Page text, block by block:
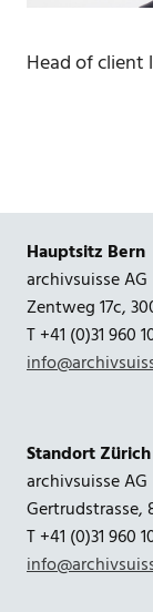
Head of client
Hauptsitz Bern
archivsuisse AG
Zentweg 17c,
T +41 (0)31 960
Standort Zürich
archivsuisse AG
T +41 (0)31 960